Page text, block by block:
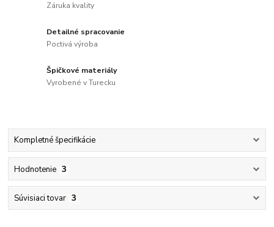
Záruka kvality
Detailné spracovanie
Poctivá výroba
Špičkové materiály
Vyrobené v Turecku
Kompletné špecifikácie
Hodnotenie 3
Súvisiaci tovar 3